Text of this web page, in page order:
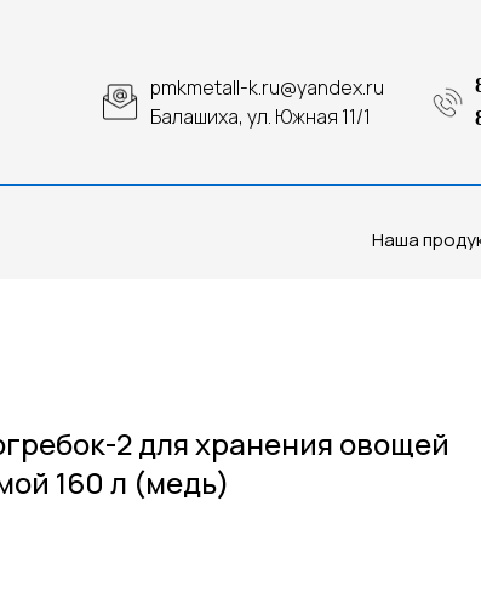
pmkmetall-k.ru@yandex.ru
Балашиха, ул. Южная 11/1
Наша
2 для хранения овощей
160 л (медь)